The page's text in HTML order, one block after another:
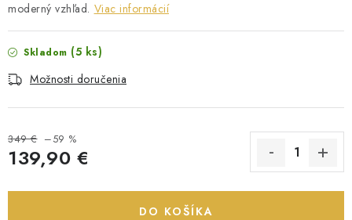
moderný vzhľad. Viac informácií
Skladom (5 ks)
Možnosti doručenia
349 € –59 %
139,90 €
DO KOŠÍKA